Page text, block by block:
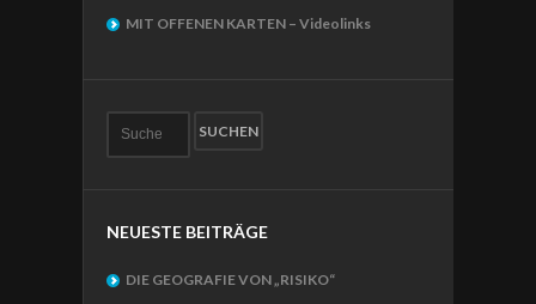
MIT OFFENEN KARTEN – Videolinks
NEUESTE BEITRÄGE
DIE GEOGRAFIE VON „RISIKO“